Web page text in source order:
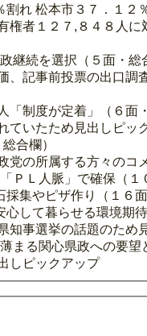
割れ 松本市３７．１
者１２７,８４８人
継続を選択（５面・総
記事前投票の出口
「制度が定着」（６面
いたため見出しピッ
合欄）
の所属する方々のコ
ＰＬ人脈」で確保（１
集やピザ作り（１６面
して暮らせる環境期
事選挙の話題のため
まる関心県政への要望
しピックアップ